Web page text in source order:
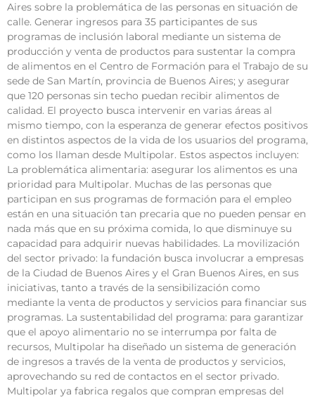
Aires sobre la problemática de las personas en situación de
calle. Generar ingresos para 35 participantes de sus
programas de inclusión laboral mediante un sistema de
producción y venta de productos para sustentar la compra
de alimentos en el Centro de Formación para el Trabajo de su
sede de San Martín, provincia de Buenos Aires; y asegurar
que 120 personas sin techo puedan recibir alimentos de
calidad. El proyecto busca intervenir en varias áreas al
mismo tiempo, con la esperanza de generar efectos positivos
en distintos aspectos de la vida de los usuarios del programa,
como los llaman desde Multipolar. Estos aspectos incluyen:
La problemática alimentaria: asegurar los alimentos es una
prioridad para Multipolar. Muchas de las personas que
participan en sus programas de formación para el empleo
están en una situación tan precaria que no pueden pensar en
nada más que en su próxima comida, lo que disminuye su
capacidad para adquirir nuevas habilidades. La movilización
del sector privado: la fundación busca involucrar a empresas
de la Ciudad de Buenos Aires y el Gran Buenos Aires, en sus
iniciativas, tanto a través de la sensibilización como
mediante la venta de productos y servicios para financiar sus
programas. La sustentabilidad del programa: para garantizar
que el apoyo alimentario no se interrumpa por falta de
recursos, Multipolar ha diseñado un sistema de generación
de ingresos a través de la venta de productos y servicios,
aprovechando su red de contactos en el sector privado.
Multipolar ya fabrica regalos que compran empresas del